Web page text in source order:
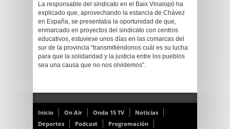
La responsable del sindicato en el Baix Vinalopó ha
explicado que, aprovechando la estancia de Chávez
en España, se presentaba la oportunidad de que,
enmarcado en proyectos del sindicato con centros
educativos, estuviese unos días en las comarcas del
sur de la provincia “transmitiéndonos cuál es su lucha
para que la solidaridad y la justicia entre los pueblos
sea una causa que no nos olvidemos”.
Inicio On Air Onda 15 TV
Noticias
Deportes
Podcast Programación